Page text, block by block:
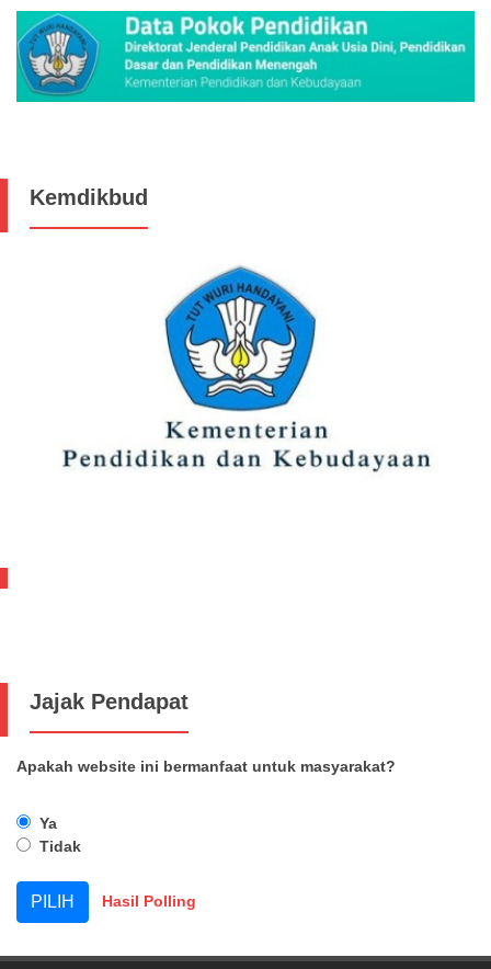
Kemdikbud
Jajak Pendapat
Apakah website ini bermanfaat untuk masyarakat?
Ya
Tidak
Hasil Polling